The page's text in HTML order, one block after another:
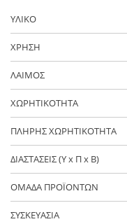
ΥΛΙΚΟ
ΧΡΗΣΗ
ΛΑΙΜΟΣ
ΧΩΡΗΤΙΚΟΤΗΤΑ
ΠΛΗΡΗΣ ΧΩΡΗΤΙΚΟΤΗΤΑ
ΔΙΑΣΤΑΣΕΙΣ (Y x Π x Β)
ΟΜΑΔΑ ΠΡΟΪΟΝΤΩΝ
ΣΥΣΚΕΥΑΣΙΑ